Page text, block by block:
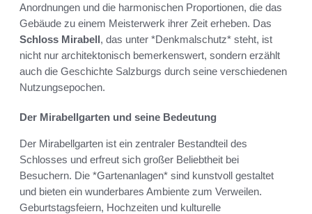
Anordnungen und die harmonischen Proportionen, die das
Gebäude zu einem Meisterwerk ihrer Zeit erheben. Das
Schloss Mirabell, das unter *Denkmalschutz* steht, ist
nicht nur architektonisch bemerkenswert, sondern erzählt
auch die Geschichte Salzburgs durch seine verschiedenen
Nutzungsepochen.
Der Mirabellgarten und seine Bedeutung
Der Mirabellgarten ist ein zentraler Bestandteil des
Schlosses und erfreut sich großer Beliebtheit bei
Besuchern. Die *Gartenanlagen* sind kunstvoll gestaltet
und bieten ein wunderbares Ambiente zum Verweilen.
Geburtstagsfeiern, Hochzeiten und kulturelle